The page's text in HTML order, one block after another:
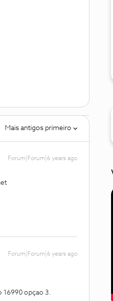
Mais antigos primeiro
Forum|Forum|6 years ago
Forum|Forum|6 years ago
16990 opçao 3.